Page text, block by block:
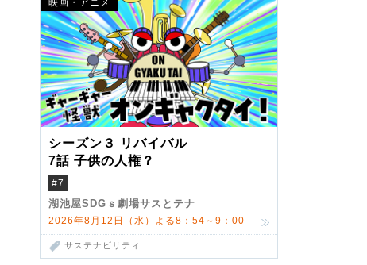
映画・アニメ
シーズン３ リバイバル
7話 子供の人権？
#7
湖池屋SDGｓ劇場サスとテナ
2026年8月12日（水）よる8：54～9：00
サステナビリティ